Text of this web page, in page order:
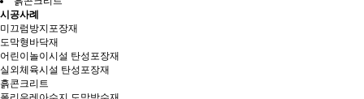
시공사례
미끄럼방지포장재
도막형바닥재
어린이놀이시설 탄성포장재
실외체육시설 탄성포장재
흙콘크리트